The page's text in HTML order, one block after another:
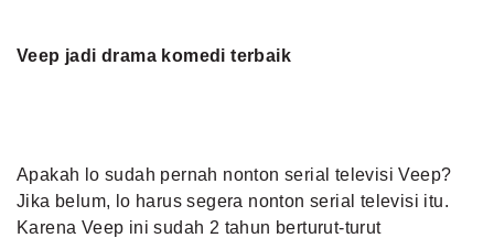
Veep jadi drama komedi terbaik
Apakah lo sudah pernah nonton serial televisi Veep?
Jika belum, lo harus segera nonton serial televisi itu.
Karena Veep ini sudah 2 tahun berturut-turut